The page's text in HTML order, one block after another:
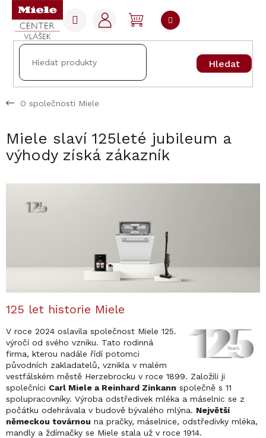
Přejít
obsah
Hledat
NÁKUPNÍ
KOŠÍK
O společnosti Miele
Miele slaví 125leté jubileum a
výhody získá zákazník
125 let historie Miele
V roce 2024 oslavila společnost Miele 125.
výročí od svého vzniku. Tato rodinná
firma, kterou nadále řídí potomci
původních zakladatelů, vznikla v malém
vestfálském městě Herzebrocku v roce 1899. Založili ji
společníci Carl Miele a Reinhard Zinkann společně s 11
spolupracovníky. Výroba odstředivek mléka a máselnic se z
počátku odehrávala v budově bývalého mlýna. Největší
německou továrnou na pračky, máselnice, odstředivky mléka,
mandly a ždímačky se Miele stala už v roce 1914.